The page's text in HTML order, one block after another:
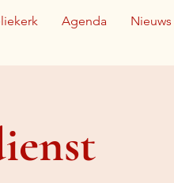
Agenda Nieuws